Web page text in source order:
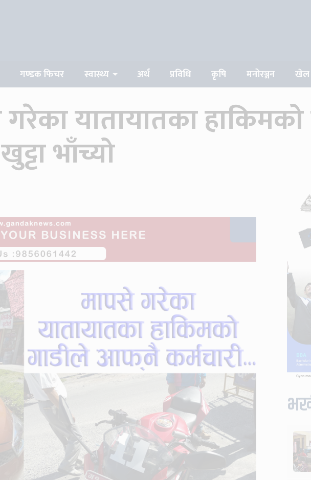
गण्डक फिचर स्वास्थ्य अर्थ प्रविधि कृषि मनोरञ्जन खेल
यातायातका
भाँच्यो